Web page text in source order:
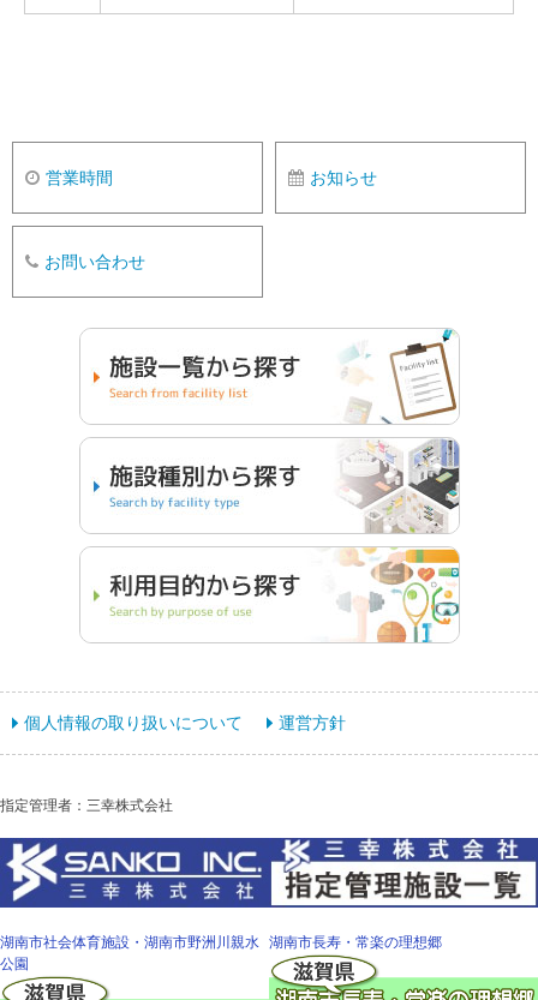
営業時間 お知らせ
お問い合わせ
個人情報の取り扱いについて 運営方針
指定管理者：三幸株式会社